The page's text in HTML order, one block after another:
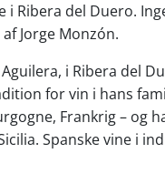
i Ribera del Duero.
Jorge Monzón.
i Ribera del
for vin i hans
Frankrig – og
Spanske vine i